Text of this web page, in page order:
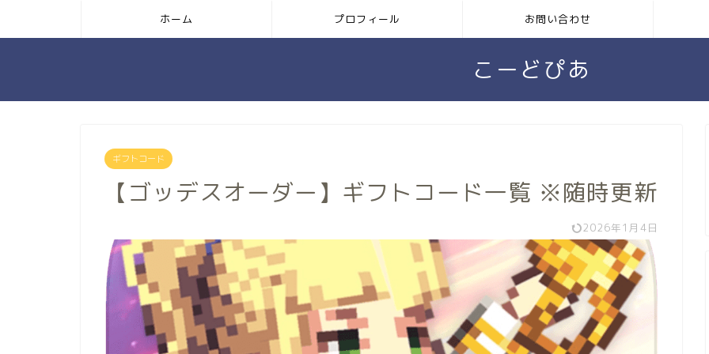
ホーム プロフィール お問い合わせ
こーどぴあ
ギフトコード
【ゴッデスオーダー】ギフトコード一覧 ※随時更新
2026年1月4日